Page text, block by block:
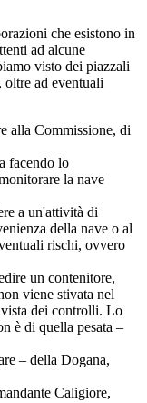
che esistono in
ad alcune
visto dei piazzali
ad eventuali
alla Commissione, di
facendo lo
la nave
a un'attività di
della nave o al
rischi, ovvero
un contenitore,
viene stivata nel
vista dei controlli. Lo
è di quella pesata –
– della Dogana,
Caligiore,